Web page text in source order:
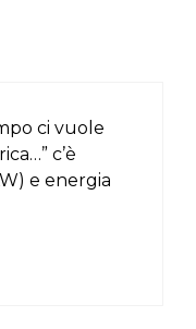
ci vuole
c’è
e energia